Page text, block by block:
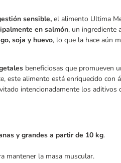
sensible, el alimento Ultima
en salmón, un ingrediente
soja y huevo, lo que la hace aún
beneficiosas que promueven
este alimento está enriquecido con
intencionadamente los aditivos
y grandes a partir de 10 kg.
mantener la masa muscular.